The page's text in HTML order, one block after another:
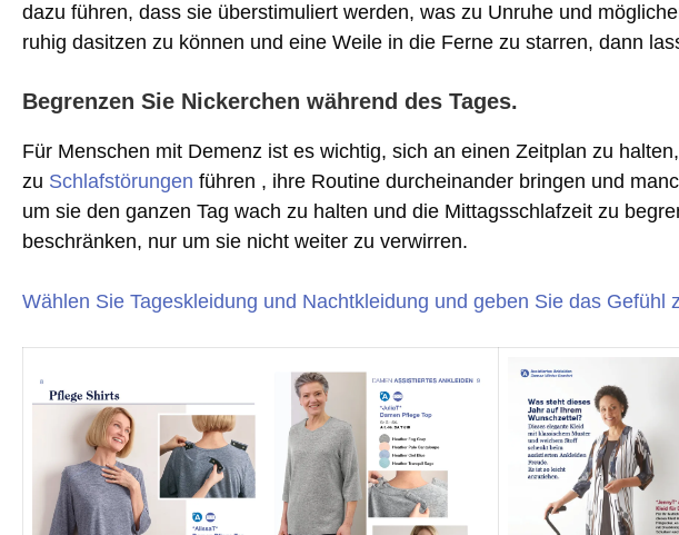
dazu führen, dass sie überstimuliert werden, was zu Unruhe und
ruhig dasitzen zu können und eine Weile in die Ferne zu starren, dann
Begrenzen Sie Nickerchen während des Tages.
Für Menschen mit Demenz ist es wichtig, sich an einen Zeitplan zu
zu Schlafstörungen führen , ihre Routine durcheinander bringen und
um sie den ganzen Tag wach zu halten und die Mittagsschlafzeit zu
beschränken, nur um sie nicht weiter zu verwirren.
Wählen Sie Tageskleidung und Nachtkleidung und geben Sie das Gefühl